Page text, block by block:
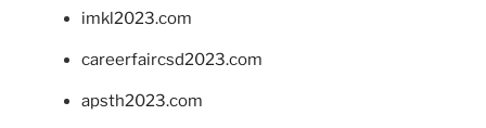
imkl2023.com
careerfaircsd2023.com
apsth2023.com